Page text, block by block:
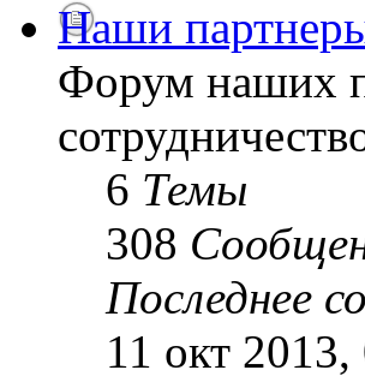
Наши
Форум наших
6 Темы
308
Последнее
11 окт